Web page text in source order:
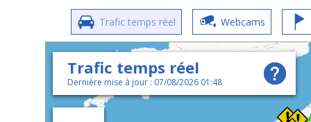
Trafic temps réel Webcams
Trafic temps réel
Dernière mise à jour : 07/08/2026 01:48